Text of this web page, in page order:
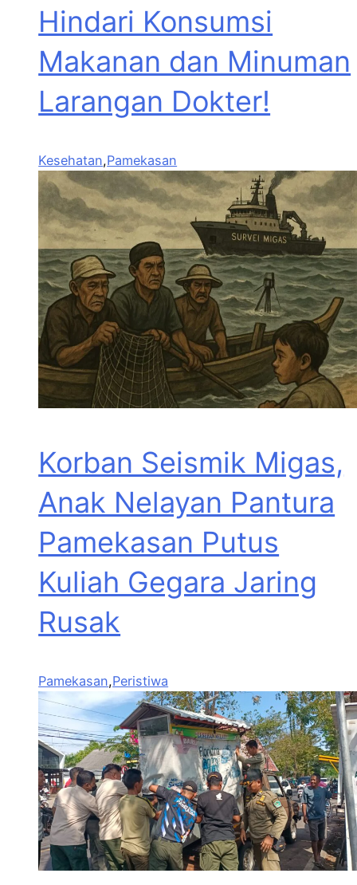
Hindari Konsumsi
Makanan dan Minuman
Larangan Dokter!
Kesehatan,Pamekasan
Korban Seismik Migas,
Anak Nelayan Pantura
Pamekasan Putus
Kuliah Gegara Jaring
Rusak
Pamekasan,Peristiwa